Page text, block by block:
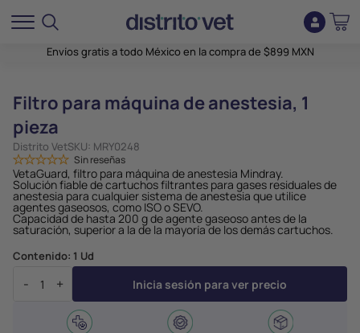
Envíos gratis a todo México en la compra de $899 MXN
Filtro para máquina de anestesia, 1
pieza
Distrito VetSKU: MRY0248
Sin reseñas
VetaGuard, filtro para máquina de anestesia Mindray.
Solución fiable de cartuchos filtrantes para gases residuales de
anestesia para cualquier sistema de anestesia que utilice
agentes gaseosos, como ISO o SEVO.
Capacidad de hasta 200 g de agente gaseoso antes de la
saturación, superior a la de la mayoría de los demás cartuchos.
Contenido: 1 Ud
- + Inicia sesión para ver precio